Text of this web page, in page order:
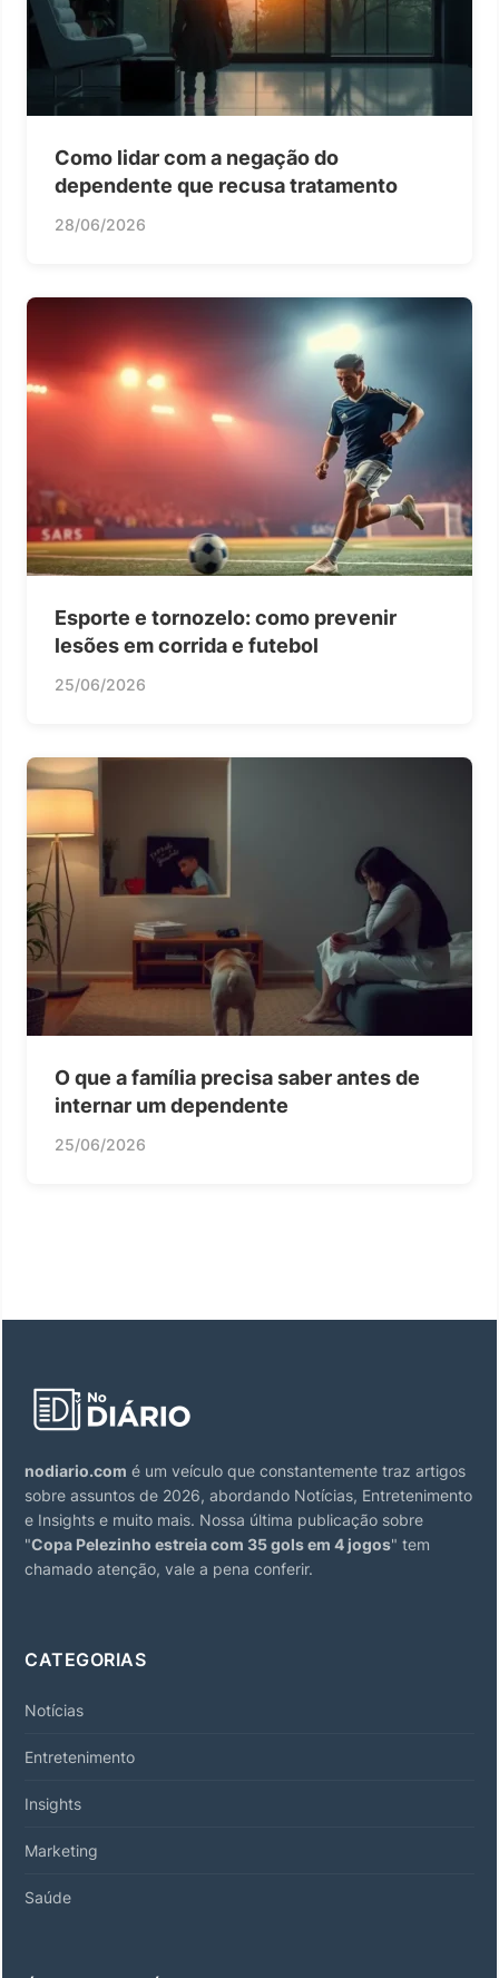
Como lidar com a negação do
dependente que recusa tratamento
28/06/2026
Esporte e tornozelo: como prevenir
lesões em corrida e futebol
25/06/2026
O que a família precisa saber antes de
internar um dependente
25/06/2026
nodiario.com é um veículo que constantemente traz artigos
sobre assuntos de 2026, abordando Notícias, Entretenimento
e Insights e muito mais. Nossa última publicação sobre
"Copa Pelezinho estreia com 35 gols em 4 jogos" tem
chamado atenção, vale a pena conferir.
CATEGORIAS
Notícias
Entretenimento
Insights
Marketing
Saúde